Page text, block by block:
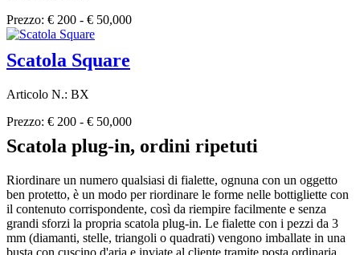
Prezzo: € 200 - € 50,000
Scatola Square
Articolo N.: BX
Prezzo: € 200 - € 50,000
Scatola plug-in, ordini ripetuti
Riordinare un numero qualsiasi di fialette, ognuna con un oggetto
ben protetto, è un modo per riordinare le forme nelle bottigliette con
il contenuto corrispondente, così da riempire facilmente e senza
grandi sforzi la propria scatola plug-in. Le fialette con i pezzi da 3
mm (diamanti, stelle, triangoli o quadrati) vengono imballate in una
busta con cuscino d'aria e inviate al cliente tramite posta ordinaria